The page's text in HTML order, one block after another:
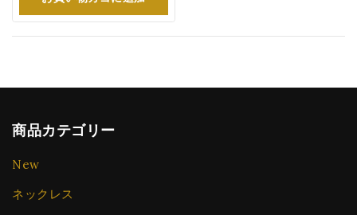
商品カテゴリー
New
ネックレス